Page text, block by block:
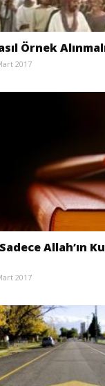
Örnek
2017
Allah’ın
2017